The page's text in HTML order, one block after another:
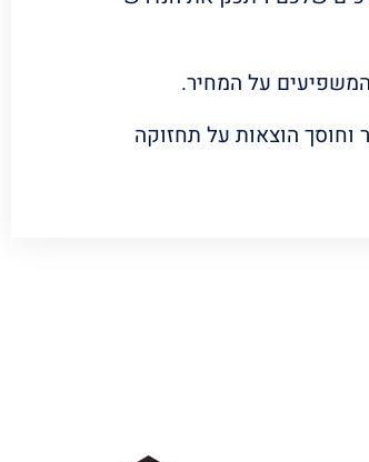
על המחיר.
וחוסך הוצאות על תחזוקה